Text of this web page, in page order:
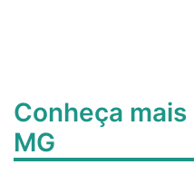
Conheça mais
MG